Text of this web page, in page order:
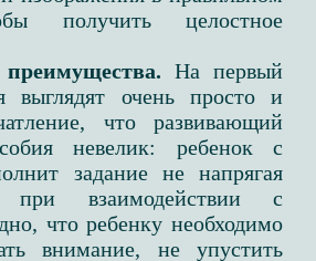
получить целостное
На первый
выглядят очень просто и
что развивающий
невелик: ребенок с
задание не напрягая
взаимодействии с
что ребенку необходимо
внимание, не упустить